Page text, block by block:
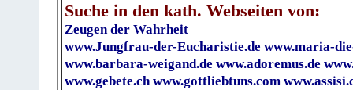
Suche in den kath. Webseiten von:
Zeugen der Wahrheit
www.Jungfrau-der-Eucharistie.de www.maria-
www.barbara-weigand.de www.adoremus.de
www.gebete.ch www.gottliebtuns.com